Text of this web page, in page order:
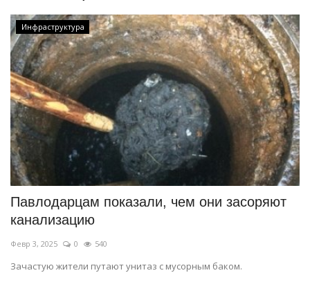
ПАВЛОДАРСКАЯ ОБЛАСТЬ
КАЗАХСТАН
МИР
СПЕЦПРОЕКТЫ
СПОРТ
Чек-лист
РАЗВЛЕЧЕНИЯ
Инфраструктура
Павлодарцам показали, чем они засоряют
канализацию
Февр 3, 2025 0 540
Зачастую жители путают унитаз с мусорным баком.